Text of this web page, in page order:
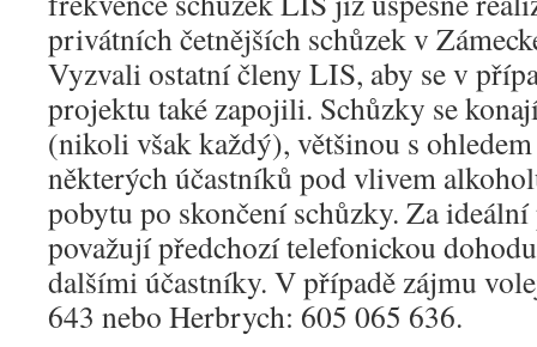
privátních četnějších schůzek v
Vyzvali ostatní členy LIS, aby se v
projektu také zapojili. Schůzky se
(nikoli však každý), většinou s
některých účastníků pod vlivem
pobytu po skončení schůzky. Za
považují předchozí telefonickou
dalšími účastníky. V případě zájmu
643 nebo Herbrych: 605 065 636.